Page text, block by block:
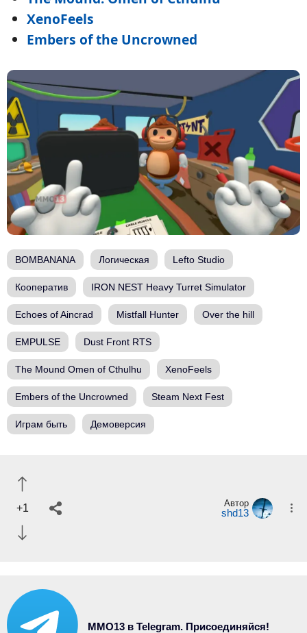
XenoFeels
Embers of the Uncrowned
BOMBANANA Логическая Lefto Studio
Кооператив IRON NEST Heavy Turret Simulator
Echoes of Aincrad Mistfall Hunter Over the hill
EMPULSE Dust Front RTS
The Mound Omen of Cthulhu XenoFeels
Embers of the Uncrowned Steam Next Fest
Играм быть Демоверсия
+1 Автор
shd13
MMO13 в Telegram. Присоединяйся!